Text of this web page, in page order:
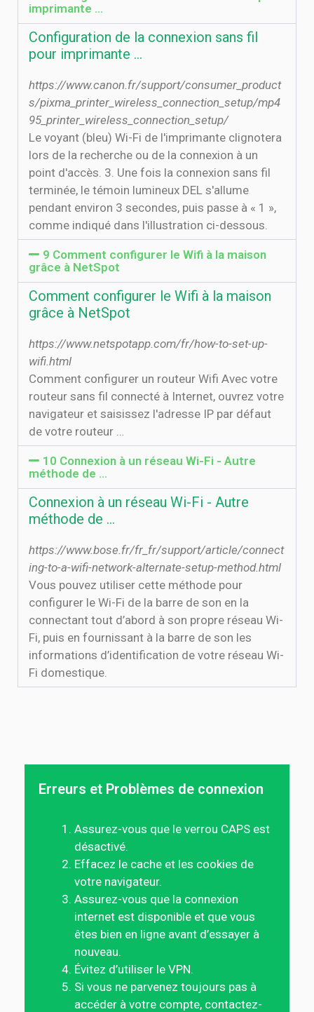
imprimante ...
Configuration de la connexion sans fil
pour imprimante ...
https://www.canon.fr/support/consumer_product
s/pixma_printer_wireless_connection_setup/mp4
95_printer_wireless_connection_setup/
Le voyant (bleu) Wi-Fi de l'imprimante clignotera
lors de la recherche ou de la connexion à un
point d'accès. 3. Une fois la connexion sans fil
terminée, le témoin lumineux DEL s'allume
pendant environ 3 secondes, puis passe à « 1 »,
comme indiqué dans l'illustration ci-dessous.
9 Comment configurer le Wifi à la maison
grâce à NetSpot
Comment configurer le Wifi à la maison
grâce à NetSpot
https://www.netspotapp.com/fr/how-to-set-up-
wifi.html
Comment configurer un routeur Wifi Avec votre
routeur sans fil connecté à Internet, ouvrez votre
navigateur et saisissez l'adresse IP par défaut
de votre routeur …
10 Connexion à un réseau Wi-Fi - Autre
méthode de …
Connexion à un réseau Wi-Fi - Autre
méthode de …
https://www.bose.fr/fr_fr/support/article/connect
ing-to-a-wifi-network-alternate-setup-method.html
Vous pouvez utiliser cette méthode pour
configurer le Wi-Fi de la barre de son en la
connectant tout d’abord à son propre réseau Wi-
Fi, puis en fournissant à la barre de son les
informations d’identification de votre réseau Wi-
Fi domestique.
Erreurs et Problèmes de connexion
Assurez-vous que le verrou CAPS est
désactivé.
Effacez le cache et les cookies de
votre navigateur.
Assurez-vous que la connexion
internet est disponible et que vous
êtes bien en ligne avant d’essayer à
nouveau.
Évitez d’utiliser le VPN.
Si vous ne parvenez toujours pas à
accéder à votre compte, contactez-